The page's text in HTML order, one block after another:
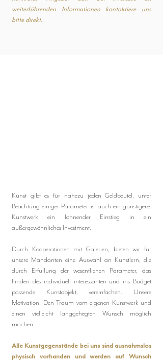
weiterführenden Informationen kontaktiere uns
bitte direkt.
Kunst gibt es für nahezu jeden Geldbeutel, unter
Beachtung einiger Parameter ist auch ein günstigeres
Kunstwerk ein lohnender Einstieg in ein
außergewöhnliches Investment.
Durch Kooperationen mit Galerien, bieten wir für
unsere Mandanten eine Auswahl an Künstlern, die
durch Erfüllung der wesentlichen Parameter, das
Finden des individuell interessanten und ins Budget
passende Kunstobjekt, vereinfachen. Unsere
Motivation: Den Traum vom eigenen Kunstwerk und
einen vielleicht langgehegten Wunsch möglich
machen.
Alle Kunstgegenstände bei uns sind ausnahmslos
physisch vorhanden und werden auf Wunsch